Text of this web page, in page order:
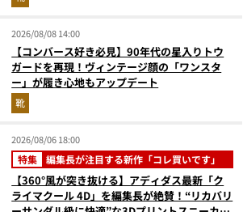
2026/08/08 14:00
【コンバース好き必見】90年代の星入りトウ
ガードを再現！ヴィンテージ顔の「ワンスタ
ー」が履き心地もアップデート
靴
2026/08/06 18:00
特集 編集長が注目する新作「コレ買いです」
【360°風が突き抜ける】アディダス最新「ク
ライマクール 4D」を編集長が絶賛！“リカバリ